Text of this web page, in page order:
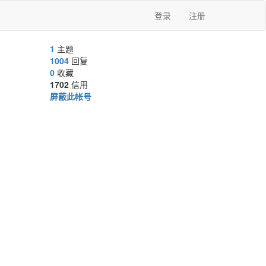
登录 注册
1 主题
1004回复
0收藏
1702信用
屏蔽此帐号